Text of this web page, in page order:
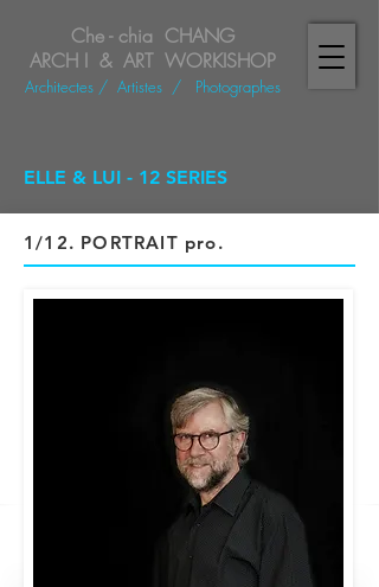
Che - chia CHANG
ARCH I & ART WORKISHOP
Architectes / Artistes / Photographes
ELLE & LUI - 12 SERIES
1/12. PORTRAIT pro.